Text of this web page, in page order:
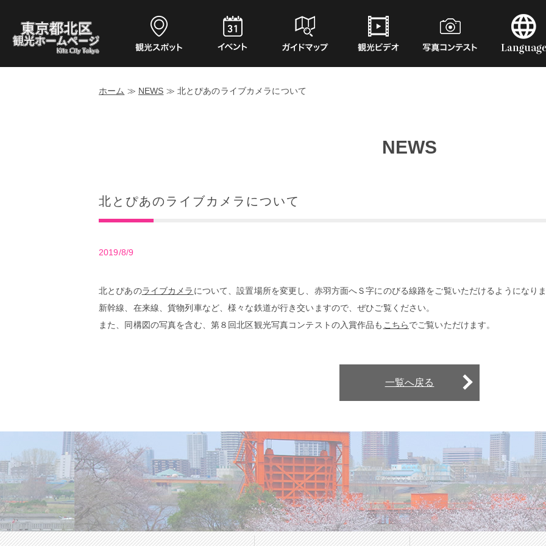
ホーム ≫ NEWS ≫ 北とぴあのライブカメラについて
NEWS
北とぴあのライブカメラについて
2019/8/9
北とぴあのライブカメラ について、設置場所を変更し、赤羽方面へＳ字にのびる線路をご覧いただけるようになり
新幹線、在来線、貨物列車など、様々な鉄道が行き交いますので、ぜひご覧ください。
また、同構図の写真を含む、第８回北区観光写真コンテストの入賞作品も こちらでご覧いただけます。
一覧へ戻る